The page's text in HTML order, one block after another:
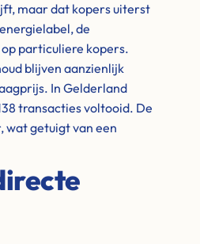
maar dat kopers uiterst
de
particuliere kopers.
blijven aanzienlijk
In Gelderland
transacties voltooid. De
wat getuigt van een